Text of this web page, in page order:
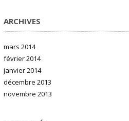
ARCHIVES
mars 2014
février 2014
janvier 2014
décembre 2013
novembre 2013